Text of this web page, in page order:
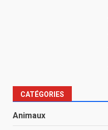
CATÉGORIES
Animaux